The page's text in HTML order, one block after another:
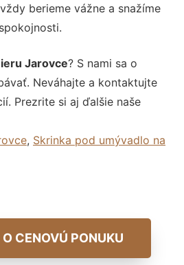
berieme vážne a snažíme
Jarovce? S nami sa o
Neváhajte a kontaktujte
Prezrite si aj ďalšie naše
, Skrinka pod umývadlo na
CENOVÚ PONUKU